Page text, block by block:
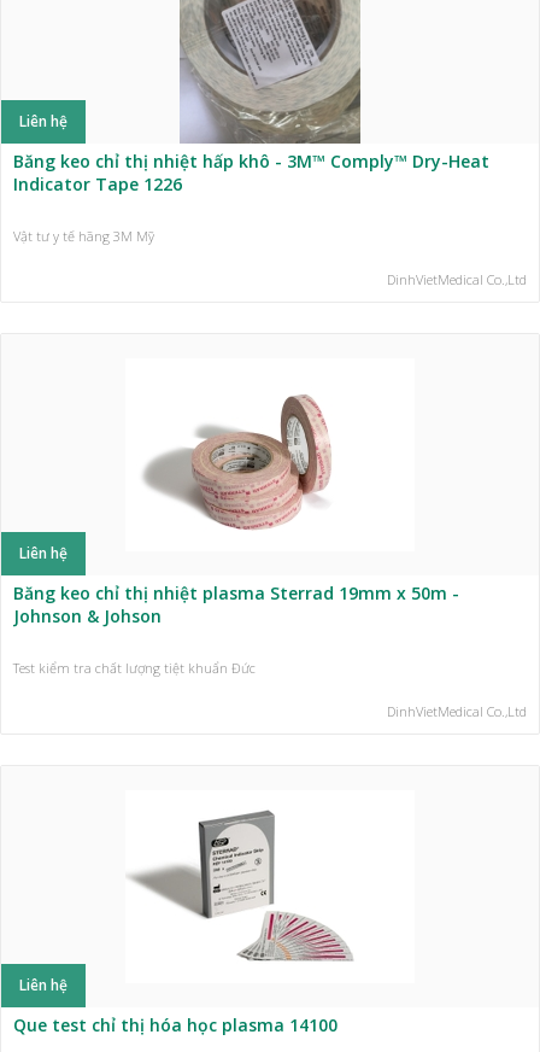
Liên hệ
Băng keo chỉ thị nhiệt hấp khô - 3M™ Comply™ Dry-Heat
Indicator Tape 1226
Vật tư y tế hãng 3M Mỹ
DinhVietMedical Co.,Ltd
Liên hệ
Băng keo chỉ thị nhiệt plasma Sterrad 19mm x 50m -
Johnson & Johson
Test kiểm tra chất lượng tiệt khuẩn Đức
DinhVietMedical Co.,Ltd
Liên hệ
Que test chỉ thị hóa học plasma 14100